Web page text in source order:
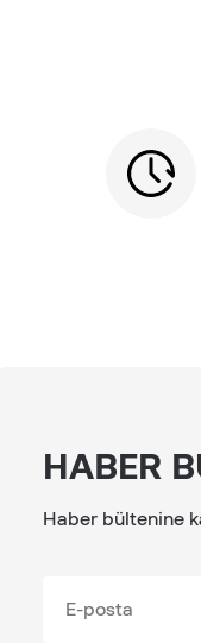
HABER
Haber bültenine